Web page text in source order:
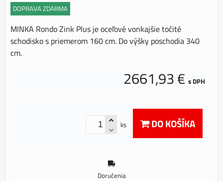
DOPRAVA ZDARMA
MINKA Rondo Zink Plus je oceľové vonkajšie točité
schodisko s priemerom 160 cm. Do výšky poschodia 340
cm.
2661,93 € s DPH
ks DO KOŠÍKA
Doručenia